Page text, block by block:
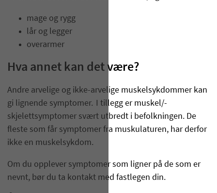
mage og rygg
lår og legger
overarmer
Hva annet kan det være?
Andre arvelige og ikke-arvelige muskelsykdommer kan
gi lignende symptomer. I tillegg er muskel/-
skjelettsymptomer svært utbredt i befolkningen. De
fleste som får symptomer fra muskulaturen, har derfor
ikke en muskelsykdom.
Om du opplever symptomer som ligner på de som er
nevnt, bør du ta kontakt med fastlegen din.